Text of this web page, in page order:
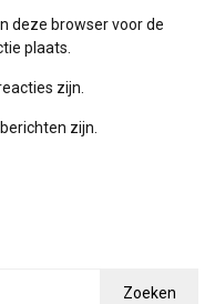
deze browser voor de
plaats.
zijn.
zijn.
Zoeken